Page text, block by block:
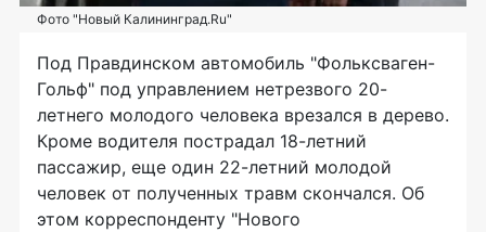
Фото "Новый Калининград.Ru"
Под Правдинском автомобиль "Фольксваген-
Гольф" под управлением нетрезвого 20-
летнего молодого человека врезался в дерево.
Кроме водителя пострадал 18-летний
пассажир, еще один 22-летний молодой
человек от полученных травм скончался. Об
этом корреспонденту "Нового